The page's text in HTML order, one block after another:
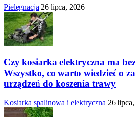
Pielęgnacja 26 lipca, 2026
Czy kosiarka elektryczna ma
Wszystko, co warto wiedzieć o
urządzeń do koszenia trawy
Kosiarka spalinowa i elektryczna 26